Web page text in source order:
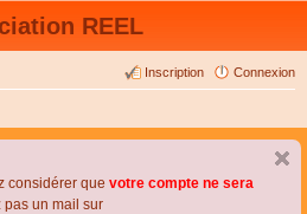
REEL
Connexion
Inscription
considérer que votre compte ne sera
pas un mail sur